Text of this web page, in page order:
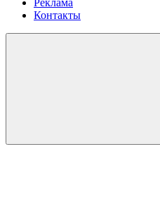
Реклама
Контакты